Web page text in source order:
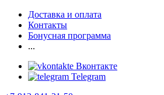
Доставка и оплата
Контакты
Бонусная программа
...
Вконтакте
Telegram